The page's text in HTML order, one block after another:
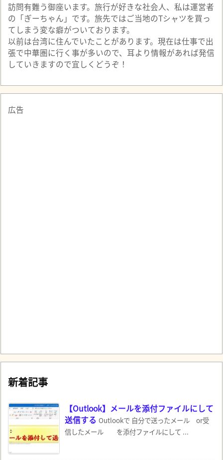
訪問有難う御座います。旅行が好きな社会人、私は運営者
の「ぎーちゃん」です。旅先ではご当地のTシャツを買っ
てしまう変な癖がついております。
以前は台湾に住んでいたことがあります。現在は仕事で出
張で中華圏に行く事が多いので、耳より情報があれば発信
していきますので宜しくどうぞ！
広告
新着記事
【Outlook】メールを添付ファイルにして
送信する Outlookで 自分で送ったメール or受
信したメール を添付ファイルにして ...